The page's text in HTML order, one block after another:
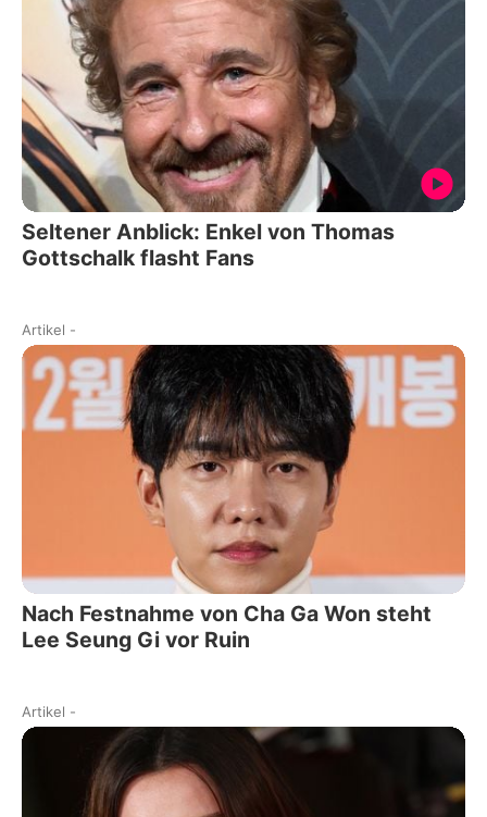
Seltener Anblick: Enkel von Thomas
Gottschalk flasht Fans
Artikel -
Nach Festnahme von Cha Ga Won steht
Lee Seung Gi vor Ruin
Artikel -